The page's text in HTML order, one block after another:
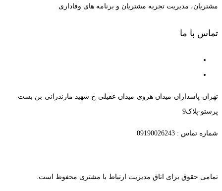
مشتریان، مدیریت تجربه مشتریان و برنامه های وفاداری
تماس با ما
تهران-پاسداران-میدان هروی-میدان عقیلی-خ شهید مازندرانی-بن بست
پرستو-پلاک9
شماره تماس : 09190026243
تمامی حقوق برای اتاق مدیریت ارتباط با مشتری محفوظ است.